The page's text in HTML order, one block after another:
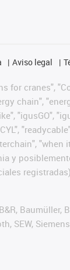
Aviso legal
for cranes",
chain",
"igusGO",
y
Baumüller,
SEW,